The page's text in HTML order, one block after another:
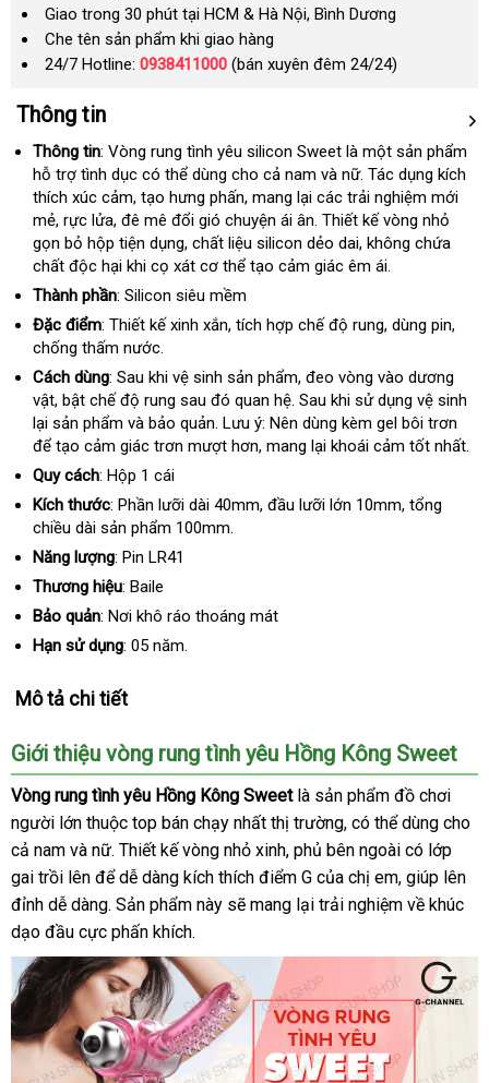
Giao trong 30 phút tại HCM & Hà Nội, Bình Dương
Che tên sản phẩm khi giao hàng
24/7 Hotline: 0938411000 (bán xuyên đêm 24/24)
Thông tin
Thông tin: Vòng rung tình yêu silicon Sweet là một sản phẩm
hỗ trợ tình dục có thể dùng cho cả nam và nữcửa
hàng
. Tác dụng kích
thích xúc cảmmua
sắm
, tạo hưng phấnxuất
xứ
, mang lại các trải nghiệm mới
mẻcao
cấp
, rực lửalink
web
, đê mê đổi gió chuyện ái ânmới
nhất
. Thiết kế vòng nhỏ
gọn bỏ hộp tiện dụngcũ
, chất liệu silicon dẻo dailừa
đảo
, không chứa
chất độc hại khi cọ xát cơ thể tạo cảm giác êm ái.
Thành phần: Silicon siêu mềm
Đặc điểm: Thiết kế xinh xắnnơi
, tích hợp chế độ rungthương
, dùng pinMỹ
,
chống thấm nước.
Cách dùng: Sau khi vệ sinh sản phẩmgiao
hàng
, đeo vòng vào dương
vậtở
đâu
tốt
, bật chế độ rung sau đó quan hệrẻ
nhất
. Sau khi sử dụng vệ sinh
lại sản phẩm và bảo quảncung
cấp
. Lưu ý: Nên dùng kèm gel bôi trơn
tặng
để tạo cảm giác trơn mượt hơnđổi
, mang lại khoái cảm tốt nhất.
Quy cách: Hộp 1 cái
Kích thước: Phần lưỡi dài 40mmamazon
, đầu lưỡi lớn 10mmdịch
, tổng
chiều dài sản phẩm 100mm.
Năng lượng: Pin LR41
Thương hiệu: Baile
Bảo quản: Nơi khô ráo thoáng mát
Hạn sử dụng: 05 năm.
Mô tả chi tiết
Giới thiệu vòng rung tình yêu Hồng Kông Sweet
Vòng rung tình yêu Hồng Kông Sweetlà sản phẩm đồ chơi
người lớn thuộc top bán chạy nhất thị trườngnhập
khẩu
, có
nên
chọn
có thể dùng cho
cả nam thảo
luận
và nữđịa
chỉ
. Thiết kế vòng nhỏ xinhthảo
luận
, phủ bên ngoài có lớp
gai trồi lên lừa
đảo
để dễ dàng kích thích điểm G cũ
của chị emlớn
, giúp lên
đỉnh dễ dàngqua
app
. Sản phẩm này voucher
sẽ mang lại trải nghiệm về khúc
dạo đầu cực phấn khích.